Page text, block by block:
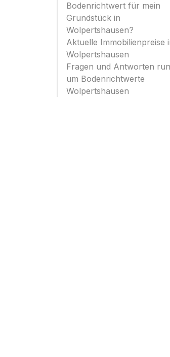
Bodenrichtwert für mein
Grundstück in
Wolpertshausen?
Aktuelle Immobilienpreise
Wolpertshausen
Fragen und Antworten
um Bodenrichtwerte
Wolpertshausen